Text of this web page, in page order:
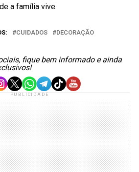
a família vive.
CUIDADOS
DECORAÇÃO
fique bem informado e ainda
PUBLICIDADE